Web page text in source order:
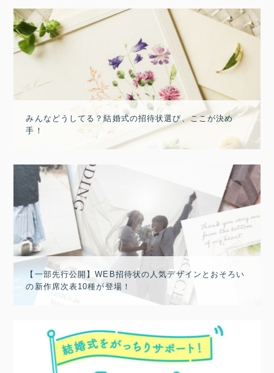
みんなどうしてる？結婚式の招待状選び、ここが決め
手！
【一部先行公開】WEB招待状の人気デザインとおそろい
の新作席次表10種が登場！